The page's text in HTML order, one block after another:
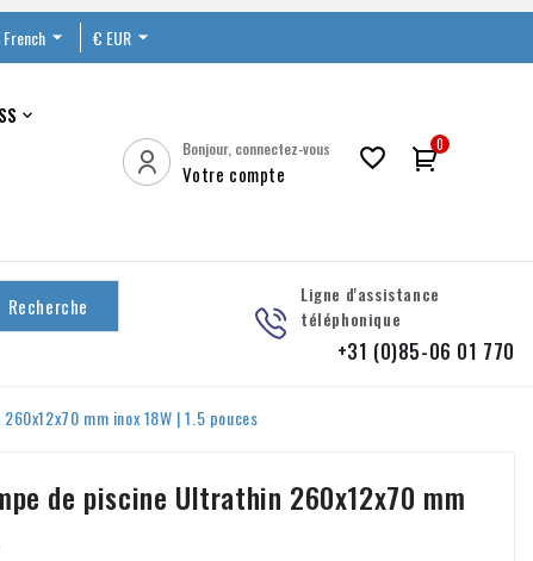
French € EUR

Bonjour, connectez-vous
Votre compte
 0
Recherche
Ligne d'assistance
téléphonique
+31 (0)85-06 01 770
mm inox 18W | 1.5 pouces
de piscine Ultrathin 260x12x70 mm